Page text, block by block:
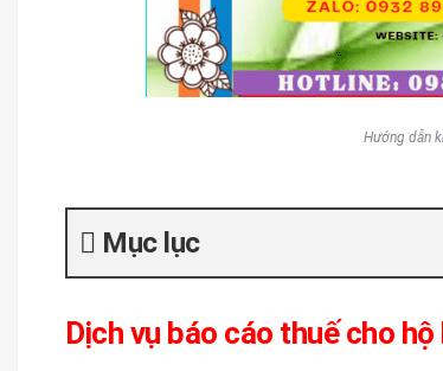
Hướng dẫn
Mục lục
Dịch vụ báo cáo thuế cho